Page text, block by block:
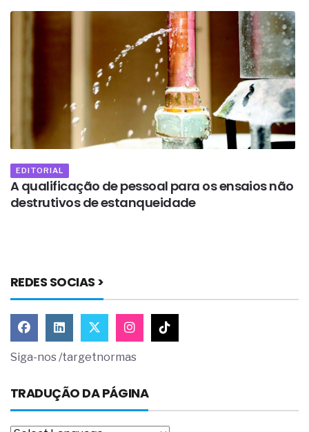
EDITORIAL
A qualificação de pessoal para os ensaios não
destrutivos de estanqueidade
REDES SOCIAS >
Siga-nos /targetnormas
TRADUÇÃO DA PÁGINA